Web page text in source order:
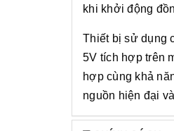
khi khởi động
Thiết bị sử dụng
5V tích hợp trên
hợp cùng khả
nguồn hiện đại